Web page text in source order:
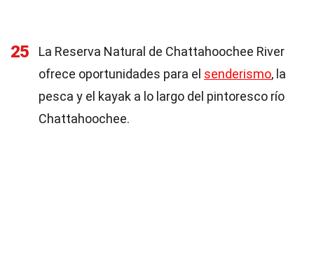
25
La Reserva Natural de Chattahoochee River
ofrece oportunidades para el senderismo, la
pesca y el kayak a lo largo del pintoresco río
Chattahoochee.